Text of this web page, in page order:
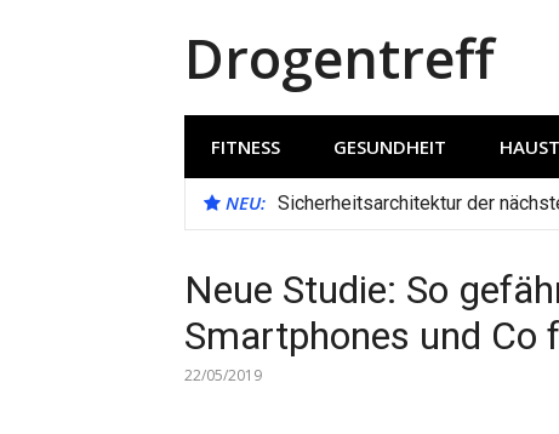
Drogentreff
FITNESS GESUNDHEIT
NEU: Sicherheitsarchitektur der
Neue Studie: So
Smartphones und Co
22/05/2019